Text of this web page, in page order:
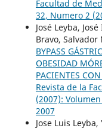
Facultad de
32, Numero 2
José Leyba,
Bravo,
BYPASS
OBESIDAD
PACIENTES
Revista de la
(2007):
2007
Jose Luis